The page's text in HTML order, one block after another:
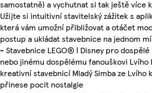
samostatně) a vychutnat si tak ještě více
Užijte si intuitivní stavitelský zážitek s
která vám umožní přibližovat a otáčet
postup a ukládat stavebnice na jednom
- Stavebnice LEGO® ǀ Disney pro
nebo jinému dospělému fanouškovi Lvího
kreativní stavebnicí Mladý Simba ze Lvího
přinese pocit nostalgie